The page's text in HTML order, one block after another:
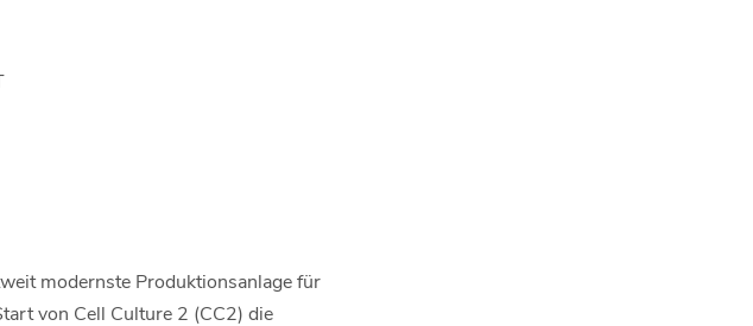
modernste Produktionsanlage für
von Cell Culture 2 (CC2) die